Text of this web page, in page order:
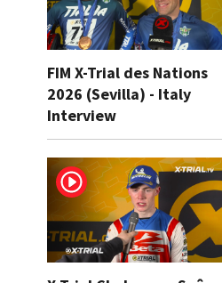
FIM X-Trial des Nations
2026 (Sevilla) - Italy
Interview